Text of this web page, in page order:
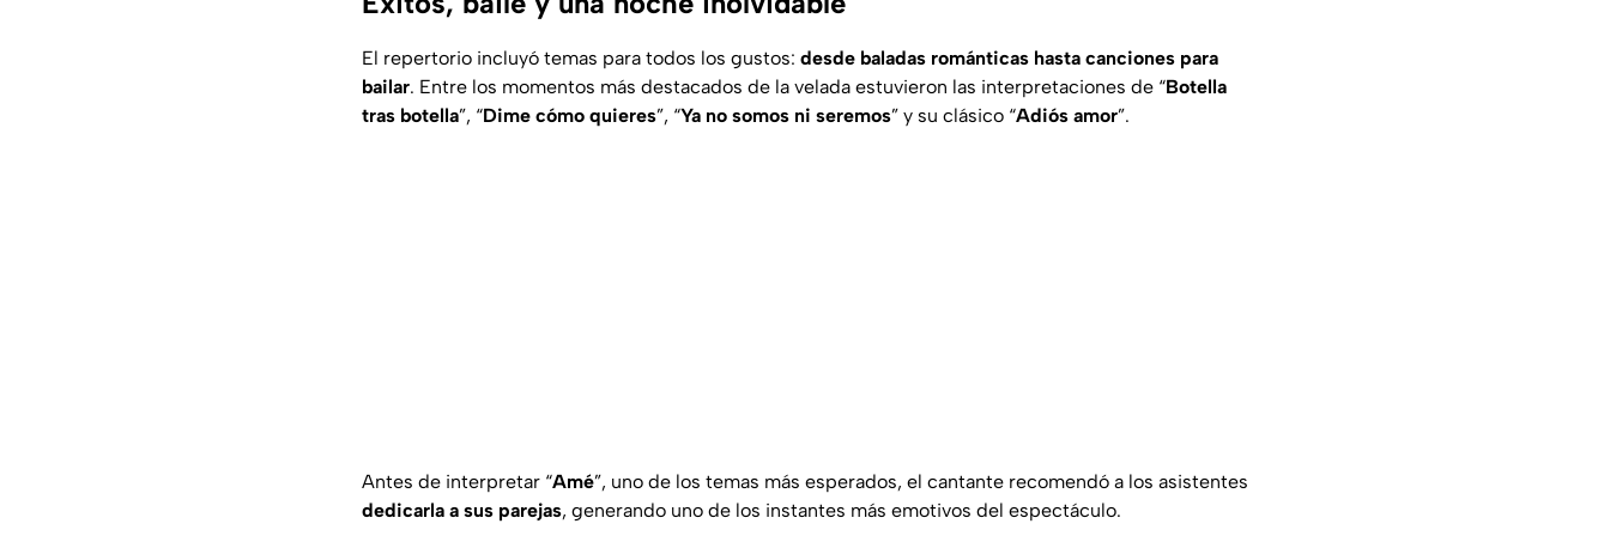
El repertorio incluyó temas para todos los gustos: desde baladas románticas hasta canciones para
bailar. Entre los momentos más destacados de la velada estuvieron las interpretaciones de “Botella
tras botella”, “Dime cómo quieres”, “Ya no somos ni seremos” y su clásico “Adiós amor”.
Antes de interpretar “Amé”, uno de los temas más esperados, el cantante recomendó a los asistentes
dedicarla a sus parejas, generando uno de los instantes más emotivos del espectáculo.